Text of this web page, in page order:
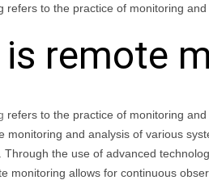
refers to the practice of monitoring
remote
refers to the practice of monitoring
monitoring and analysis of various
Through the use of advanced
monitoring allows for continuous